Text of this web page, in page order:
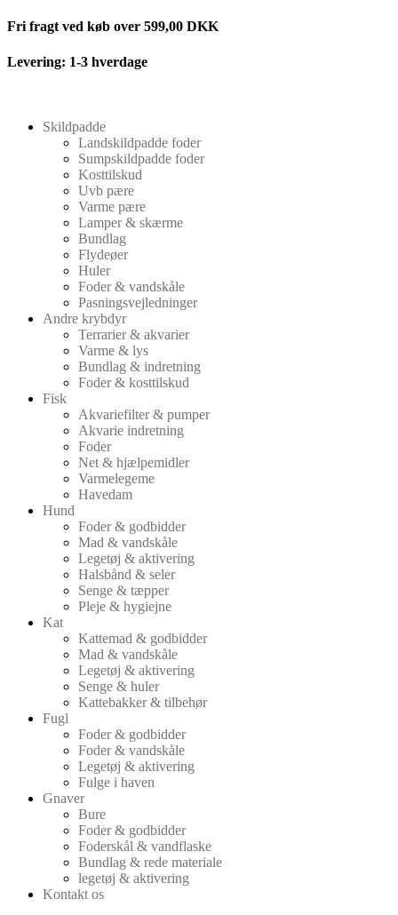
Videre
indhold
Fri fragt ved køb over 599,00 DKK
Levering: 1-3 hverdage
Skildpadde
Landskildpadde foder
Sumpskildpadde foder
Kosttilskud
Uvb pære
Varme pære
Lamper & skærme
Bundlag
Flydeøer
Huler
Foder & vandskåle
Pasningsvejledninger
Andre krybdyr
Terrarier & akvarier
Varme & lys
Bundlag & indretning
Foder & kosttilskud
Fisk
Akvariefilter & pumper
Akvarie indretning
Foder
Net & hjælpemidler
Varmelegeme
Havedam
Hund
Foder & godbidder
Mad & vandskåle
Legetøj & aktivering
Halsbånd & seler
Senge & tæpper
Pleje & hygiejne
Kat
Kattemad & godbidder
Mad & vandskåle
Legetøj & aktivering
Senge & huler
Kattebakker & tilbehør
Fugl
Foder & godbidder
Foder & vandskåle
Legetøj & aktivering
Fulge i haven
Gnaver
Bure
Foder & godbidder
Foderskål & vandflaske
Bundlag & rede materiale
legetøj & aktivering
Kontakt os